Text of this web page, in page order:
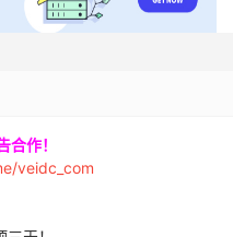
作！
veidc_com